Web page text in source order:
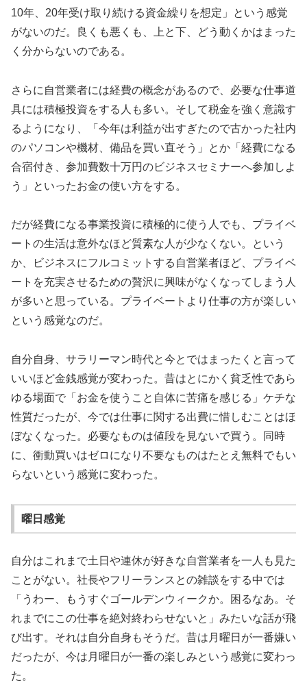
10年、20年受け取り続ける資金繰りを想定」という感覚
がないのだ。良くも悪くも、上と下、どう動くかはまった
く分からないのである。
さらに自営業者には経費の概念があるので、必要な仕事道
具には積極投資をする人も多い。そして税金を強く意識す
るようになり、「今年は利益が出すぎたので古かった社内
のパソコンや機材、備品を買い直そう」とか「経費になる
合宿付き、参加費数十万円のビジネスセミナーへ参加しよ
う」といったお金の使い方をする。
だが経費になる事業投資に積極的に使う人でも、プライベ
ートの生活は意外なほど質素な人が少なくない。という
か、ビジネスにフルコミットする自営業者ほど、プライベ
ートを充実させるための贅沢に興味がなくなってしまう人
が多いと思っている。プライベートより仕事の方が楽しい
という感覚なのだ。
自分自身、サラリーマン時代と今とではまったくと言って
いいほど金銭感覚が変わった。昔はとにかく貧乏性であら
ゆる場面で「お金を使うこと自体に苦痛を感じる」ケチな
性質だったが、今では仕事に関する出費に惜しむことはほ
ぼなくなった。必要なものは値段を見ないで買う。同時
に、衝動買いはゼロになり不要なものはたとえ無料でもい
らないという感覚に変わった。
曜日感覚
自分はこれまで土日や連休が好きな自営業者を一人も見た
ことがない。社長やフリーランスとの雑談をする中では
「うわー、もうすぐゴールデンウィークか。困るなあ。そ
れまでにこの仕事を絶対終わらせないと」みたいな話が飛
び出す。それは自分自身もそうだ。昔は月曜日が一番嫌い
だったが、今は月曜日が一番の楽しみという感覚に変わっ
た。